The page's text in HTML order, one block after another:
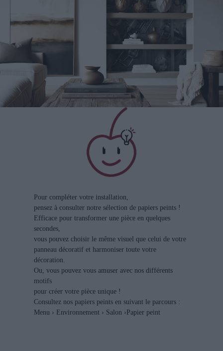
Pour compléter votre installation,
pensez à consulter notre sélection de papiers peints !
Efficace pour transformer une pièce en quelques
secondes,
vous pouvez choisir le même visuel que celui de votre
panneau décoratif et harmoniser toute votre
décoration.
Ou, vous pouvez vous amuser avec nos différents
motifs
pour créer votre pièce unique !
Consultez nos papiers peints en suivant le parcours :
Menu › Environnement › Salon ›Papier peint